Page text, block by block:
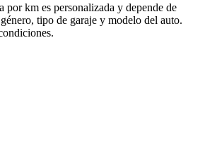
por km es personalizada y depende de
tipo de garaje y modelo del auto.